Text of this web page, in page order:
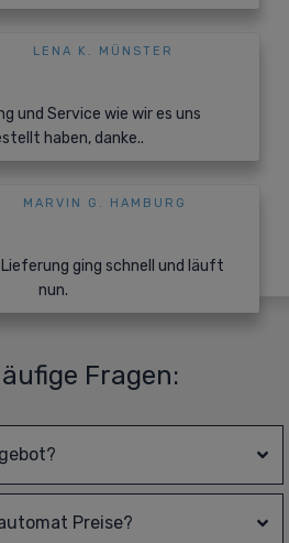
LENA K. MÜNSTER
und Service wie wir es uns
haben, danke..
MARVIN G. HAMBURG
ging schnell und läuft
nun.
Fragen:
Preise?